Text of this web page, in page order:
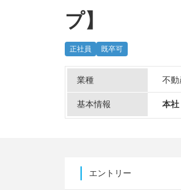
プ】
正社員 既卒可
業種 不動
基本情報 本社
エントリー